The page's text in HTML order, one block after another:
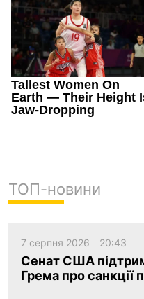
ТОП-новини
7 серпня 2026 20:43
Сенат США
Грема про санкції